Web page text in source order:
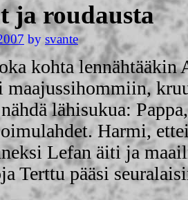
ja roudausta
by svante
kohta lennähtääkin
maajussihommiin,
lähisukua:
Harmi, ettei
Lefan äiti ja
Terttu pääsi